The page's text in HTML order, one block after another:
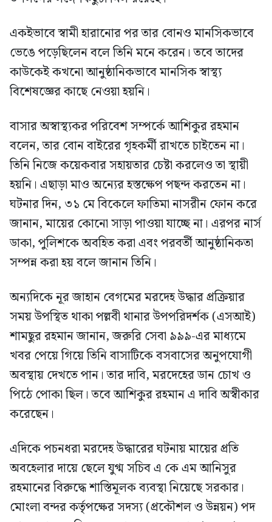
একইভাবে স্বামী হারানোর পর তার বোনও মানসিকভাবে
ভেঙে পড়েছিলেন বলে তিনি মনে করেন। তবে তাদের
কাউকেই কখনো আনুষ্ঠানিকভাবে মানসিক স্বাস্থ্য
বিশেষজ্ঞের কাছে নেওয়া হয়নি।
বাসার অস্বাস্থ্যকর পরিবেশ সম্পর্কে আশিকুর রহমান
বলেন, তার বোন বাইরের গৃহকর্মী রাখতে চাইতেন না।
তিনি নিজে কয়েকবার সহায়তার চেষ্টা করলেও তা স্থায়ী
হয়নি। এছাড়া মাও অন্যের হস্তক্ষেপ পছন্দ করতেন না।
ঘটনার দিন, ৩১ মে বিকেলে ফাতিমা নাসরীন ফোন করে
জানান, মায়ের কোনো সাড়া পাওয়া যাচ্ছে না। এরপর নার্স
ডাকা, পুলিশকে অবহিত করা এবং পরবর্তী আনুষ্ঠানিকতা
সম্পন্ন করা হয় বলে জানান তিনি।
অন্যদিকে নূর জাহান বেগমের মরদেহ উদ্ধার প্রক্রিয়ার
সময় উপস্থিত থাকা পল্লবী থানার উপপরিদর্শক (এসআই)
শামছুর রহমান জানান, জরুরি সেবা ৯৯৯-এর মাধ্যমে
খবর পেয়ে গিয়ে তিনি বাসাটিকে বসবাসের অনুপযোগী
অবস্থায় দেখতে পান। তার দাবি, মরদেহের ডান চোখ ও
পিঠে পোকা ছিল। তবে আশিকুর রহমান এ দাবি অস্বীকার
করেছেন।
এদিকে পচনধরা মরদেহ উদ্ধারের ঘটনায় মায়ের প্রতি
অবহেলার দায়ে ছেলে যুগ্ম সচিব এ কে এম আনিসুর
রহমানের বিরুদ্ধে শাস্তিমূলক ব্যবস্থা নিয়েছে সরকার।
মোংলা বন্দর কর্তৃপক্ষের সদস্য (প্রকৌশল ও উন্নয়ন) পদ